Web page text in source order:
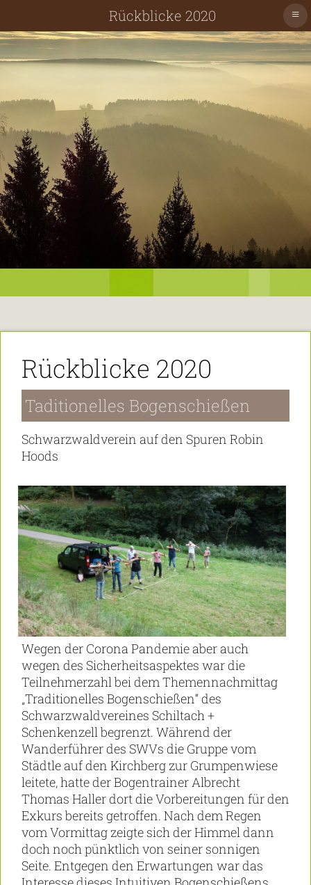
Schiltach
Schenkenzell
Rückblicke 2020
Taditionelles Bogenschießen
Schwarzwaldverein auf den Spuren Robin
Hoods
Wegen der Corona Pandemie aber auch
wegen des Sicherheitsaspektes war die
Teilnehmerzahl bei dem Themennachmittag
„Traditionelles Bogenschießen“ des
Schwarzwaldvereines Schiltach +
Schenkenzell begrenzt. Während der
Wanderführer des SWVs die Gruppe vom
Städtle auf den Kirchberg zur Grumpenwiese
leitete, hatte der Bogentrainer Albrecht
Thomas Haller dort die Vorbereitungen für den
Exkurs bereits getroffen. Nach dem Regen
vom Vormittag zeigte sich der Himmel dann
doch noch pünktlich von seiner sonnigen
Seite. Entgegen den Erwartungen war das
Rückblicke 2020 ≡